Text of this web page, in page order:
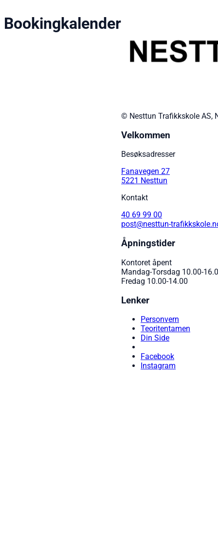
Bookingkalender
© Nesttun Trafikkskole AS,
Velkommen
Besøksadresser
Fanavegen 27
5221 Nesttun
Kontakt
40 69 99 00
post@nesttun-
Åpningstider
Kontoret åpent
Mandag-Torsdag 10.00-
Fredag 10.00-14.00
Lenker
Personvern
Teoritentamen
Din Side
Facebook
Instagram